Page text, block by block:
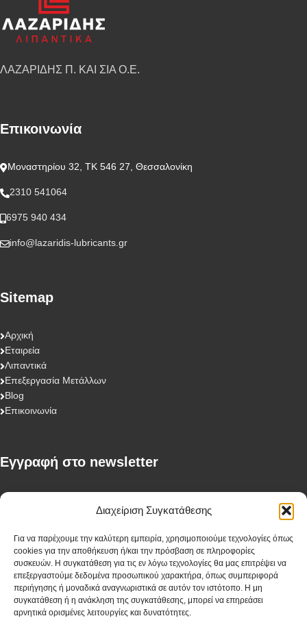
Διαχείριση Συγκατάθεσης
Για να παρέχουμε την καλύτερη εμπειρία, χρησιμοποιούμε τεχνολογίες όπως
cookies για την αποθήκευση ή/και την πρόσβαση σε πληροφορίες
συσκευών. Η συγκατάθεση για τις εν λόγω τεχνολογίες θα μας επιτρέψει να
επεξεργαστούμε δεδομένα προσωπικού χαρακτήρα, όπως συμπεριφορά
περιήγησης ή μοναδικά αναγνωριστικά σε αυτόν τον ιστότοπο. Η μη
συγκατάθεση ή η ανάκληση της συγκατάθεσης, μπορεί να επηρεάσει
αρνητικά ορισμένες λειτουργίες και δυνατότητες.
ΛΑΖΑΡΙΔΗΣ Π. ΚΑΙ ΣΙΑ Ο.Ε.
Επικοινωνία
Μοναστηρίου 32, ΤΚ 546 27, Θεσσαλονίκη
2310 541064
6975 940 434
info@lazaridis-lubricants.gr
Sitemap
Αρχική
Εταιρεία
Λιπαντικά
Επεξεργασία Μετάλλων
Blog
Επικοινωνία
Eγγραφή στο newsletter
First Name
Last Name